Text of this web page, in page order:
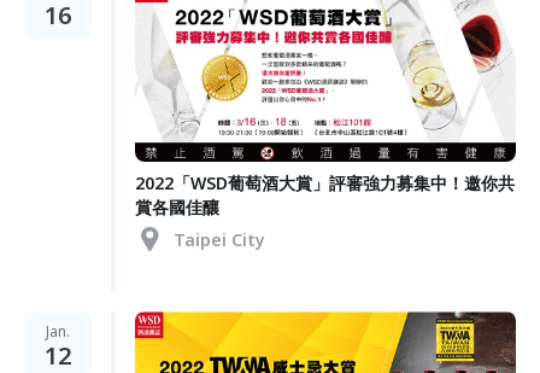
16
2022「WSD葡萄酒大賞」評審強力募集中！邀你共
賞各國佳釀
Taipei City
Jan.
12